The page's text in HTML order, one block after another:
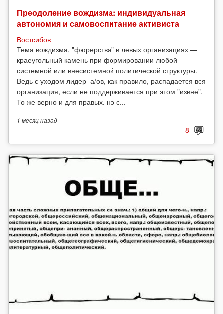
Преодоление вождизма: индивидуальная
автономия и самовоспитание активиста
Востсибов
Тема вождизма, "фюрерства" в левых организациях —
краеугольный камень при формировании любой
системной или внесистемной политической структуры.
Ведь с уходом лидер_а/ов, как правило, распадается вся
организация, если не поддерживается при этом "извне".
То же верно и для правых, но с...
1 месяцназад
8